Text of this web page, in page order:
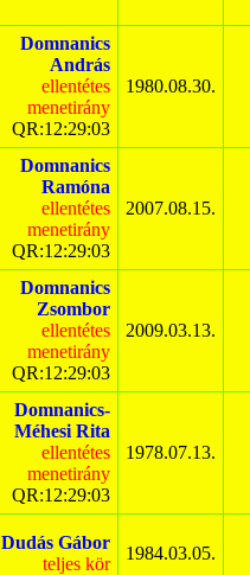
Domnanics
András
ellentétes
menetirány
QR:12:29:03
1980.08.30.
Domnanics
Ramóna
ellentétes
menetirány
QR:12:29:03
2007.08.15.
Domnanics
Zsombor
ellentétes
menetirány
QR:12:29:03
2009.03.13.
Domnanics-
Méhesi Rita
ellentétes
menetirány
QR:12:29:03
1978.07.13.
Dudás Gábor
teljes kör
1984.03.05.